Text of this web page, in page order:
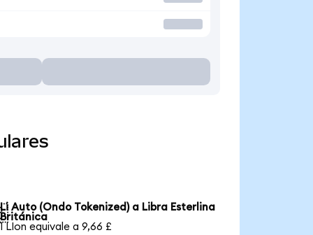
Li Auto (Ondo Tokenized) a Libra Esterlina
Británica
1 LIon equivale a 9,66 £